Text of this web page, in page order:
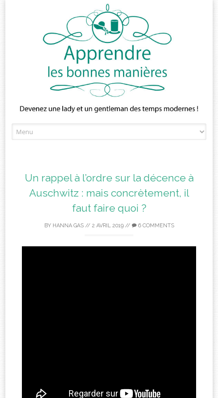
to
Un rappel à l’ordre sur la décence à
Auschwitz : mais concrètement, il
faut faire quoi ?
BY HANNA GAS// 2 AVRIL 2019// 6 COMMENTS